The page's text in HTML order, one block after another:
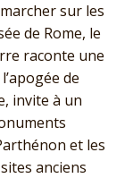
sur les
de Rome, le
raconte une
de
invite à un
et les
anciens